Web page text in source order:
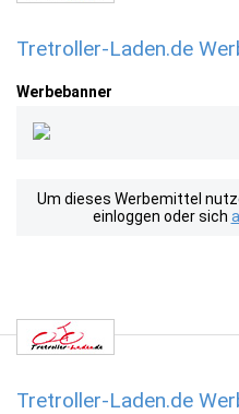
Tretroller-Laden.de
Werbebanner
Um dieses Werbemittel
einloggen oder sich
Tretroller-Laden.de